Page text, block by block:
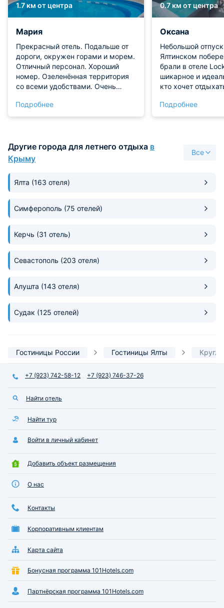
1.7 км от центра
Мария
Прекрасный отель. Подальше от
дороги, окружен горами и морем.
Отличный персонал. Хороший
номер. Озеленённая территория
со всеми удобствами. Очень
Подробнее
0.7 км от центра
Оксана
Небольшой
Ялтинском
брали в отеле
шикарное и
кто хочет
выходе из отеля!
работает при
на море
Подробнее
Другие города для летнего отдыха в
Крыму
Все
Ялта (163 отеля)
Симферополь (75 отелей)
Керчь (31 отель)
Севастополь (203 отеля)
Алушта (143 отеля)
Судак (125 отелей)
Гостиницы России Гостиницы Ялты
+7 (923) 742-58-12 +7 (923) 746-37-26
Найти отель
Найти тур
Войти в личный кабинет
Добавить объект размещения
О нас
Контакты
Корпоративным клиентам
Карта сайта
Бонусная программа 101Hotels.com
Партнёрская программа 101Hotels.com